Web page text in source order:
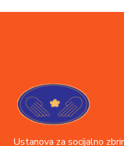
Ustanova za socijalno